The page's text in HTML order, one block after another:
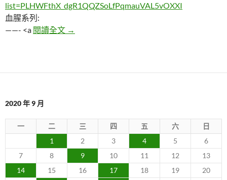
list=PLHWFthX_dgR1QQZSoLfPqmauVAL5vOXXI
血腥系列:
——- <a 閱讀全文 一個帶你到另外世界的頻道｜2h32
→
2020 年 9 月
一 二 三 四 五 六
日
1
2 3 4 5
6
7
8 9 10 11 12
13
14
15 16 17 18 19
20